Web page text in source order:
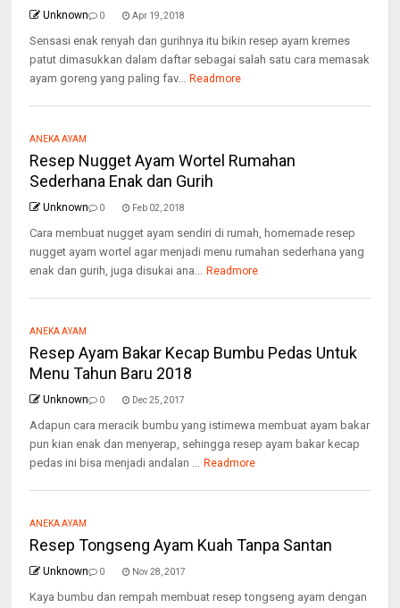
Unknown 0 Apr 19, 2018
Sensasi enak renyah dan gurihnya itu bikin resep ayam kremes
patut dimasukkan dalam daftar sebagai salah satu cara memasak
ayam goreng yang paling fav... Readmore
ANEKA AYAM
Resep Nugget Ayam Wortel Rumahan
Sederhana Enak dan Gurih
Unknown 0 Feb 02, 2018
Cara membuat nugget ayam sendiri di rumah, homemade resep
nugget ayam wortel agar menjadi menu rumahan sederhana yang
enak dan gurih, juga disukai ana... Readmore
ANEKA AYAM
Resep Ayam Bakar Kecap Bumbu Pedas Untuk
Menu Tahun Baru 2018
Unknown 0 Dec 25, 2017
Adapun cara meracik bumbu yang istimewa membuat ayam bakar
pun kian enak dan menyerap, sehingga resep ayam bakar kecap
pedas ini bisa menjadi andalan ... Readmore
ANEKA AYAM
Resep Tongseng Ayam Kuah Tanpa Santan
Unknown 0 Nov 28, 2017
Kaya bumbu dan rempah membuat resep tongseng ayam dengan